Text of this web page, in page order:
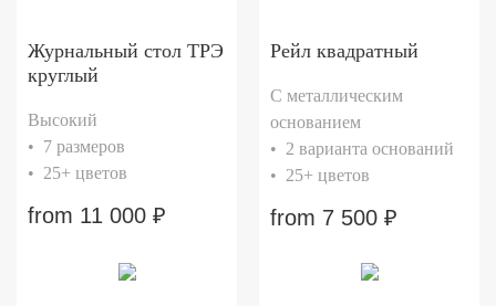
Журнальный стол ТРЭ
круглый
Высокий
• 7 размеров
• 25+ цветов
from 11 000 ₽
Рейл квадратный
С металлическим
основанием
• 2 варианта оснований
• 25+ цветов
from 7 500 ₽